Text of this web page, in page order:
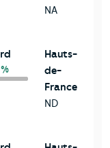
NA
Hauts-
de-
France
ND